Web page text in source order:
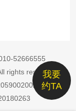
我要
约TA
52666555
rights reserved
号